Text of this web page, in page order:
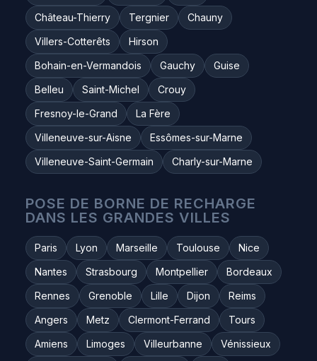
Château-Thierry
Tergnier
Chauny
Villers-Cotterêts
Hirson
Bohain-en-Vermandois
Gauchy
Guise
Belleu
Saint-Michel
Crouy
Fresnoy-le-Grand
La Fère
Villeneuve-sur-Aisne
Essômes-sur-Marne
Villeneuve-Saint-Germain
Charly-sur-Marne
POSE DE BORNE DE RECHARGE
DANS LES GRANDES VILLES
Paris Lyon Marseille Toulouse
Nice
Nantes
Strasbourg Montpellier
Bordeaux
Rennes
Grenoble Lille Dijon
Reims
Angers
Metz Clermont-Ferrand
Tours
Amiens
Limoges Villeurbanne
Vénissieux